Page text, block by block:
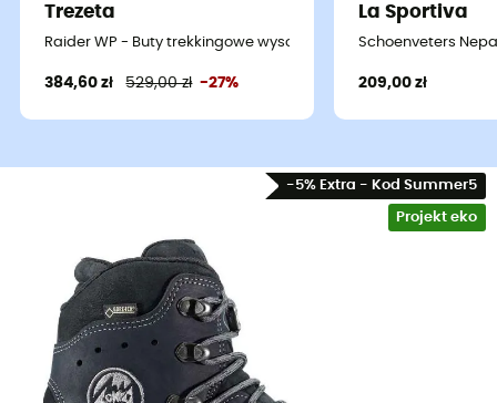
Trezeta
Raider WP - Buty trekkingowe wysokie damskie
384,60 zł 529,00 zł -27%
La Sportiva
Schoenveters
209,00 zł
-5% Extra - Kod Summer5
Projekt eko